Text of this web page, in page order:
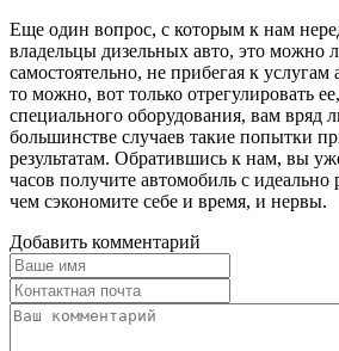
Еще один вопрос, с которым к нам
владельцы дизельных авто, это можно
самостоятельно, не прибегая к услугам
то можно, вот только отрегулировать
специального оборудования, вам вряд
большинстве случаев такие попытки
результатам. Обратившись к нам, вы
часов получите автомобиль с
чем сэкономите себе и время, и нервы.
Добавить комментарий